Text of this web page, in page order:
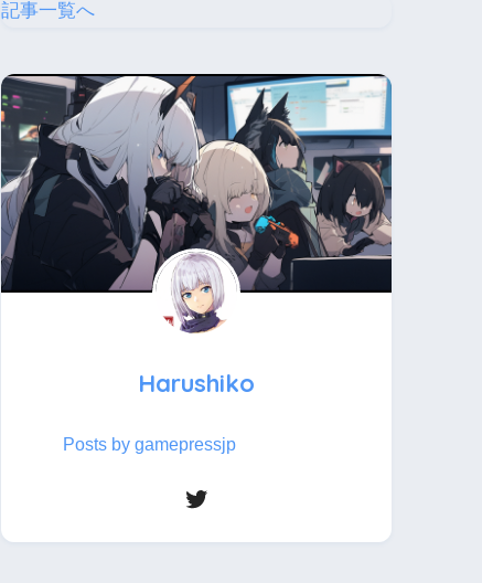
記事一覧へ
Harushiko
Posts by gamepressjp